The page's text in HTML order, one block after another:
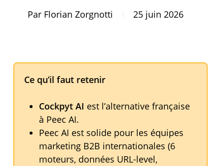
Par Florian Zorgnotti 25 juin 2026
Ce qu’il faut retenir
Cockpyt AI est l’alternative française
à Peec AI.
Peec AI est solide pour les équipes
marketing B2B internationales (6
moteurs, données URL-level,